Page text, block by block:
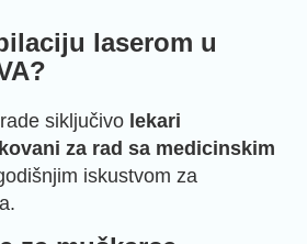
laserom u
siključivo lekari
za rad sa medicinskim
iskustvom za